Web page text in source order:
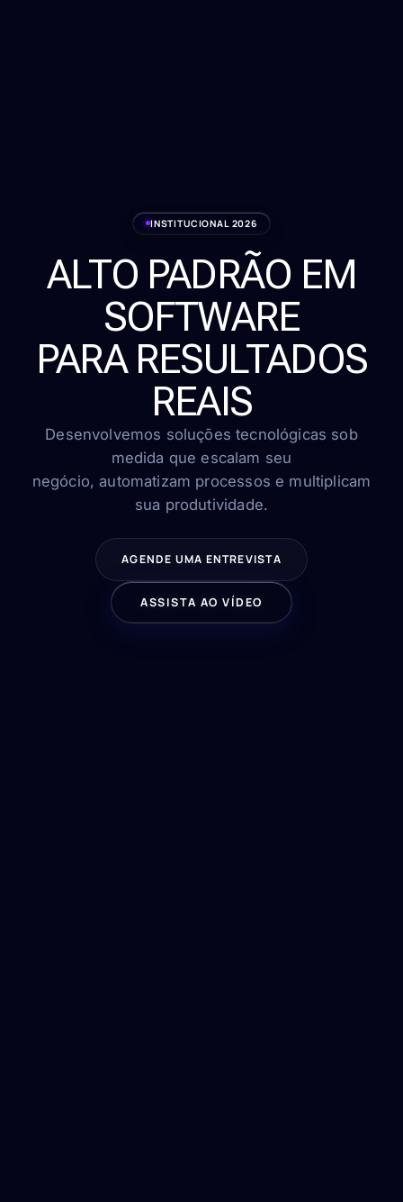
Serviços
Sobre
Clientes
Contato
FALE CONOSCO
INSTITUCIONAL 2026
ALTO PADRÃO EM
SOFTWARE
PARA RESULTADOS
REAIS
Desenvolvemos soluções tecnológicas sob
medida que escalam seu
negócio, automatizam processos e multiplicam
sua produtividade.
AGENDE UMA ENTREVISTA
ASSISTA AO VÍDEO